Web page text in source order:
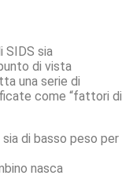
SIDS sia
di vista
una serie di
come “fattori di
di basso peso per
nasca